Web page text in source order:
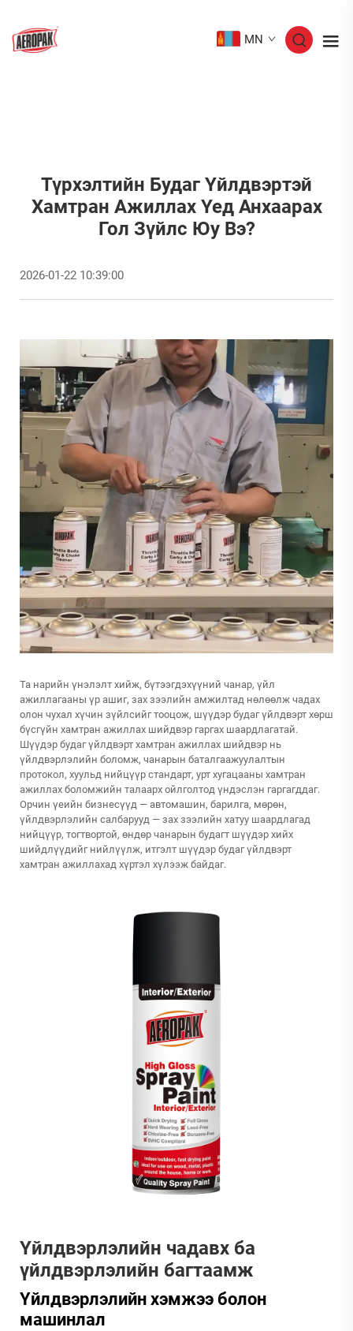
MN
Түрхэлтийн Будаг Үйлдвэртэй
Хамтран Ажиллах Үед Анхаарах
Гол Зүйлс Юу Вэ?
2026-01-22 10:39:00
Та нарийн үнэлэлт хийж, бүтээгдэхүүний чанар, үйл
ажиллагааны үр ашиг, зах зээлийн амжилтад нөлөөлж чадах
олон чухал хүчин зүйлсийг тооцож, шүүдэр будаг үйлдвэрт хөрш
бүсгүйн хамтран ажиллах шийдвэр гаргах шаардлагатай.
Шүүдэр будаг үйлдвэрт хамтран ажиллах шийдвэр нь
үйлдвэрлэлийн боломж, чанарын баталгаажуулалтын
протокол, хуульд нийцүүр стандарт, урт хугацааны хамтран
ажиллах боломжийн талаарх ойлголтод үндэслэн гаргагддаг.
Орчин үеийн бизнесүүд — автомашин, барилга, мөрөн,
үйлдвэрлэлийн салбарууд — зах зээлийн хатуу шаардлагад
нийцүүр, тогтвортой, өндөр чанарын будагт шүүдэр хийх
шийдлүүдийг нийлүүлж, итгэлт шүүдэр будаг үйлдвэрт
хамтран ажиллахад хүртэл хүлээж байдаг.
Үйлдвэрлэлийн чадавх ба
үйлдвэрлэлийн багтаамж
Үйлдвэрлэлийн хэмжээ болон
машинлал